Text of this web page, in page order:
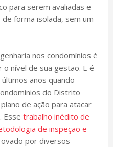
para serem avaliadas e
forma isolada, sem um
nos condomínios é
nível de sua gestão. E é
anos quando
do Distrito
de ação para atacar
Esse trabalho inédito de
de inspeção e
por diversos